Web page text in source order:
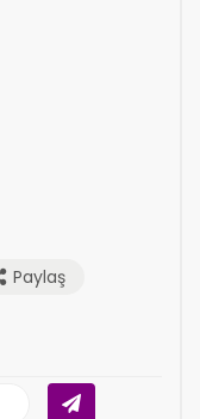
Paylaş